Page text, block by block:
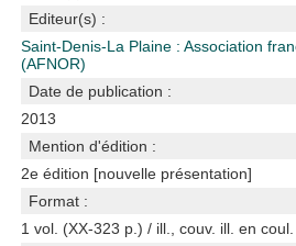
Editeur(s) :
Saint-Denis-La Plaine : Association
(AFNOR)
Date de publication :
2013
Mention d'édition :
2e édition [nouvelle présentation]
Format :
1 vol. (XX-323 p.) / ill., couv. ill. en